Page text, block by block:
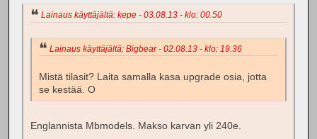
Lainaus käyttäjältä: kepe - 03.08.13 - klo: 00.50
Lainaus käyttäjältä: Bigbear - 02.08.13 - klo: 19.36
Mistä tilasit? Laita samalla kasa upgrade osia, jotta
se kestää. O
Englannista Mbmodels. Makso karvan yli 240e.